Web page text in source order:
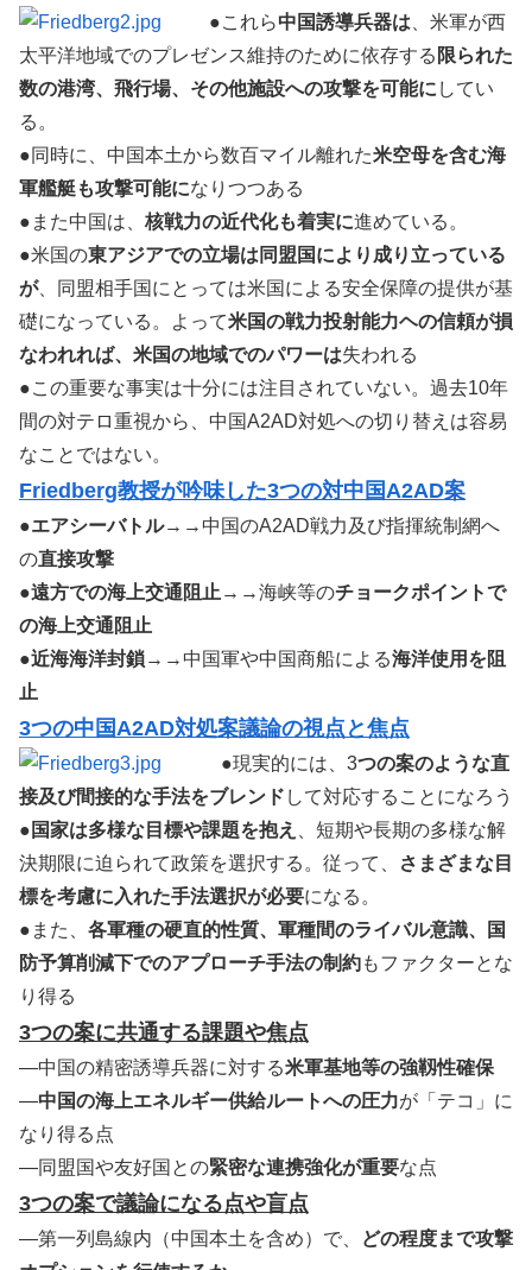
●これら中国誘導兵器は 、米軍が西
太平洋地域でのプレゼンス維持のために依存する 限られた
数の港湾、飛行場、その他施設への攻撃を可能に してい
る。
●同時に、中国本土から数百マイル離れた米空母を含む海
軍艦艇も攻撃可能になりつつある
●また中国は、 核戦力の近代化も着実に進めている。
●米国の東アジアでの立場は同盟国により成り立っている
が、同盟相手国にとっては米国による安全保障の提供が基
礎になっている。よって米国の戦力投射能力ヘの信頼が損
なわれれば、米国の地域でのパワーは失われる
●この重要な事実は十分には注目されていない。過去10年
間の対テロ重視から、中国A2AD対処への切り替えは容易
なことではない。
Friedberg教授が吟味した3つの対中国A2AD案
●エアシーバトル→→中国のA2AD戦力及び指揮統制網へ
の直接攻撃
●遠方での海上交通阻止 →→海峡等のチョークポイントで
の海上交通阻止
●近海海洋封鎖→→中国軍や中国商船による海洋使用を阻
止
3つの中国A2AD対処案議論の視点と焦点
●現実的には、3つの案のような直
接及び間接的な手法をブレンド して対応することになろう
● 国家は多様な目標や課題を抱え
、短期や長期の多様な解
決期限に迫られて政策を選択する。従って、
さまざまな目
標を考慮に入れた手法選択が必要になる。
●また、 各軍種の硬直的性質、軍種間のライバル意識、国
防予算削減下でのアプローチ手法の制約もファクターとな
り得る
3つの案に共通する課題や焦点
—中国の精密誘導兵器に対する米軍基地等の強靱性確保
—中国の海上エネルギー供給ルートへの圧力が「テコ」に
なり得る点
—同盟国や友好国との緊密な連携強化が重要な点
3つの案で議論になる点や盲点
—第一列島線内（中国本土を含め）で、
どの程度まで攻撃